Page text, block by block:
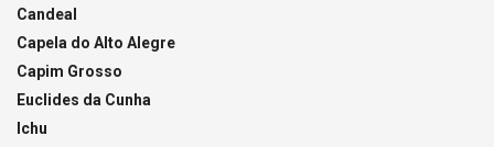
Candeal
Capela do Alto Alegre
Capim Grosso
Euclides da Cunha
Ichu